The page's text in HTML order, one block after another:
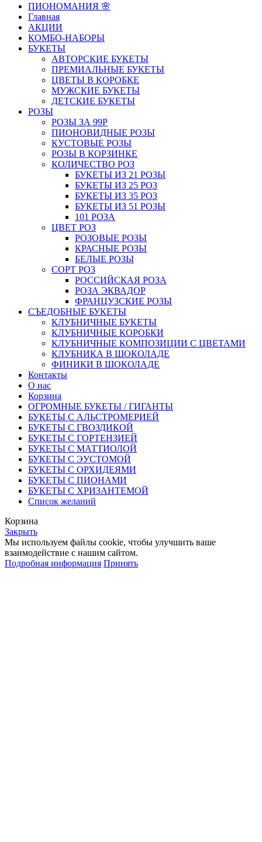
ПИОНОМАНИЯ 🌸
Главная
АКЦИИ
КОМБО-НАБОРЫ
БУКЕТЫ
АВТОРСКИЕ БУКЕТЫ
ПРЕМИАЛЬНЫЕ БУКЕТЫ
ЦВЕТЫ В КОРОБКЕ
МУЖСКИЕ БУКЕТЫ
ДЕТСКИЕ БУКЕТЫ
РОЗЫ
РОЗЫ ЗА 99Р
ПИОНОВИДНЫЕ РОЗЫ
КУСТОВЫЕ РОЗЫ
РОЗЫ В КОРЗИНКЕ
КОЛИЧЕСТВО РОЗ
БУКЕТЫ ИЗ 21 РОЗЫ
БУКЕТЫ ИЗ 25 РОЗ
БУКЕТЫ ИЗ 35 РОЗ
БУКЕТЫ ИЗ 51 РОЗЫ
101 РОЗА
ЦВЕТ РОЗ
РОЗОВЫЕ РОЗЫ
КРАСНЫЕ РОЗЫ
БЕЛЫЕ РОЗЫ
СОРТ РОЗ
РОССИЙСКАЯ РОЗА
РОЗА ЭКВАДОР
ФРАНЦУЗСКИЕ РОЗЫ
СЪЕДОБНЫЕ БУКЕТЫ
КЛУБНИЧНЫЕ БУКЕТЫ
КЛУБНИЧНЫЕ КОРОБКИ
КЛУБНИЧНЫЕ КОМПОЗИЦИИ С ЦВЕТАМИ
КЛУБНИКА В ШОКОЛАДЕ
ФИНИКИ В ШОКОЛАДЕ
Контакты
О нас
Корзина
ОГРОМНЫЕ БУКЕТЫ / ГИГАНТЫ
БУКЕТЫ С АЛЬСТРОМЕРИЕЙ
БУКЕТЫ С ГВОЗДИКОЙ
БУКЕТЫ С ГОРТЕНЗИЕЙ
БУКЕТЫ С МАТТИОЛОЙ
БУКЕТЫ С ЭУСТОМОЙ
БУКЕТЫ С ОРХИДЕЯМИ
БУКЕТЫ С ПИОНАМИ
БУКЕТЫ С ХРИЗАНТЕМОЙ
Список желаний
Корзина
Закрыть
Мы используем файлы cookie, чтобы улучшить ваше
взаимодействие с нашим сайтом.
Подробная информация Принять